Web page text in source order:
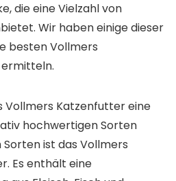
die eine Vielzahl von
Wir haben einige dieser
besten Vollmers
Vollmers Katzenfutter eine
hochwertigen Sorten
ist das Vollmers
Es enthält eine